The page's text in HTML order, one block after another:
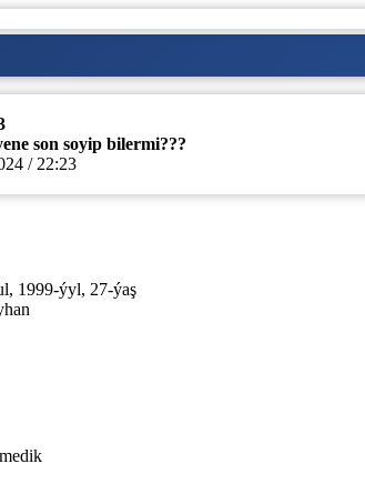
son soyip bilermi???
/ 22:23
1999-ýyl, 27-ýaş